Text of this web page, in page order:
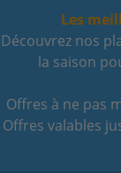
Les
Découvrez nos
la saison
Offres à ne pas
Offres valables